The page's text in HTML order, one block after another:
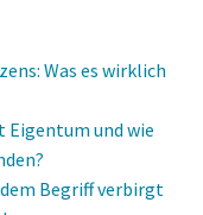
Was es wirklich
Eigentum und wie
Begriff verbirgt